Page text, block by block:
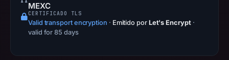
but
capture
MEXC
CERTIFICADO TLS
Valid transport encryption · Emitido por Let's Encrypt ·
valid for 85 days